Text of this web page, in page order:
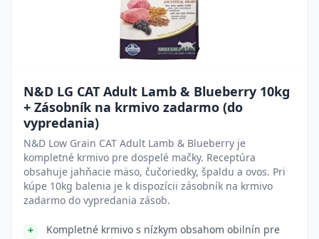
N&D LG CAT Adult Lamb & Blueberry 10kg
+ Zásobník na krmivo zadarmo (do
vypredania)
N&D Low Grain CAT Adult Lamb & Blueberry je
kompletné krmivo pre dospelé mačky. Receptúra
obsahuje jahňacie mäso, čučoriedky, špaldu a ovos. Pri
kúpe 10kg balenia je k dispozícii zásobník na krmivo
zadarmo do vypredania zásob.
Kompletné krmivo s nízkym obsahom obilnín pre